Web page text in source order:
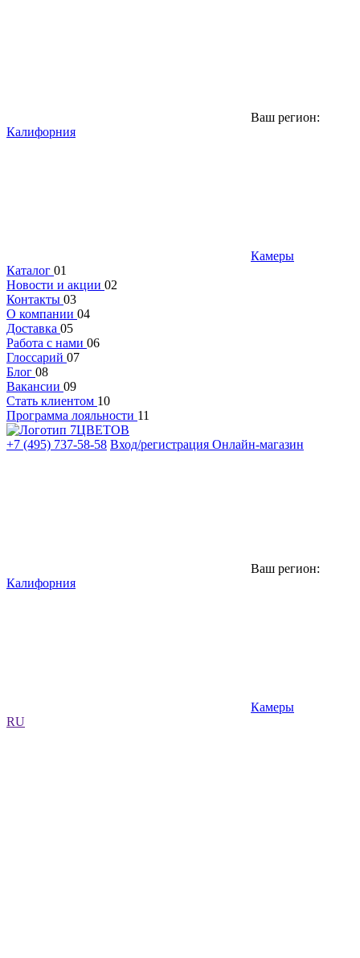
Ваш регион:
Калифорния
Камеры
Каталог 01
Новости и акции 02
Контакты 03
О компании 04
Доставка 05
Работа с нами 06
Глоссарий 07
Блог 08
Вакансии 09
Стать клиентом 10
Программа лояльности 11
+7 (495) 737-58-58 Вход/регистрация Онлайн-магазин
Ваш регион:
Калифорния
Камеры
RU